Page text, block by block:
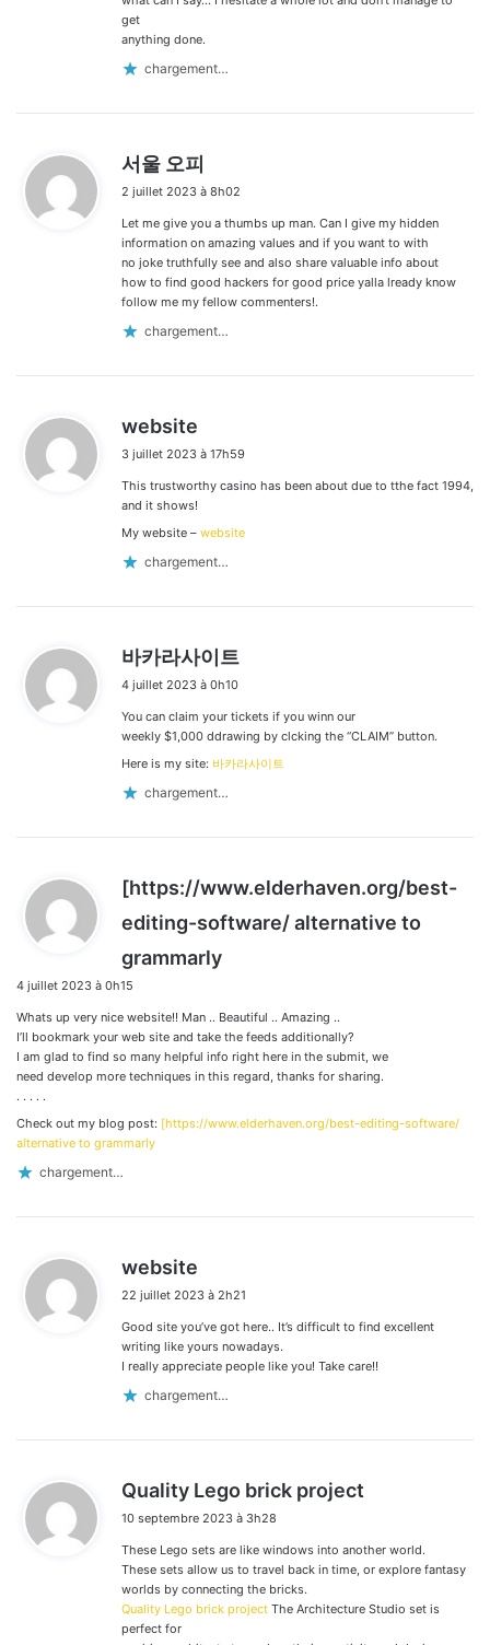
get
anything done.
chargement…
서울 오피
t
2 juillet 2023 à 8h02
Let me give you a thumbs up man. Can I give my hidden
information on amazing values and if you want to with
no joke truthfully see and also share valuable info about
how to find good hackers for good price yalla lready know
follow me my fellow commenters!.
chargement…
website
t
3 juillet 2023 à 17h59
This trustworthy casino has been about due to tthe fact 1994,
and it shows!
My website – website
chargement…
바카라사이트
:
4 juillet 2023 à 0h10
You can claim your tickets if you winn our
weekly $1,000 ddrawing by clcking the “CLAIM” button.
Here is my site: 바카라사이트
chargement…
[https://www.elderhaven.org/best-
editing-software/ alternative to
grammarly
:
4 juillet 2023 à 0h15
Whats up very nice website!! Man .. Beautiful .. Amazing ..
I’ll bookmark your web site and take the feeds additionally?
I am glad to find so many helpful info right here in the submit, we
need develop more techniques in this regard, thanks for sharing.
. . . . .
Check out my blog post: [https://www.elderhaven.org/best-editing-software/
alternative to grammarly
chargement…
website
t
:
22 juillet 2023 à 2h21
Good site you’ve got here.. It’s difficult to find excellent
writing like yours nowadays.
I really appreciate people like you! Take care!!
chargement…
Quality Lego brick project
:
10 septembre 2023 à 3h28
These Lego sets are like windows into another world.
These sets allow us to travel back in time, or explore fantasy
worlds by connecting the bricks.
Quality Lego brick project The Architecture Studio set is
perfect for